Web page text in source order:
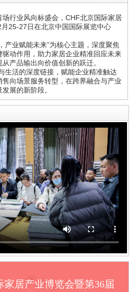
行业风向标盛会，CHF北京国际家居
25-27日在北京中国国际展览中心
产业赋能未来”为核心主题，深度聚焦
动作用，助力家居企业精准回应未来
产品输出向价值创新的跃迁。
生活的深度链接，赋能企业精准触达
向场景服务转型，在跨界融合与产业
展的新阶段。
家居产业博览会暨第36届